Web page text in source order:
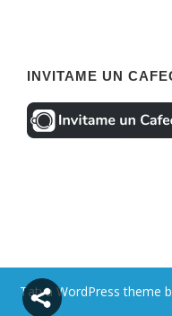
INVITAME UN
Tatva WordPress theme